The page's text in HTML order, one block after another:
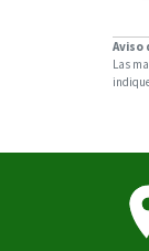
Aviso
Las